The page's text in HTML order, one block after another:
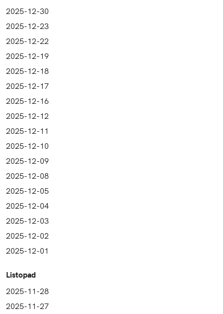
2025-12-30
2025-12-23
2025-12-22
2025-12-19
2025-12-18
2025-12-17
2025-12-16
2025-12-12
2025-12-11
2025-12-10
2025-12-09
2025-12-08
2025-12-05
2025-12-04
2025-12-03
2025-12-02
2025-12-01
Listopad
2025-11-28
2025-11-27